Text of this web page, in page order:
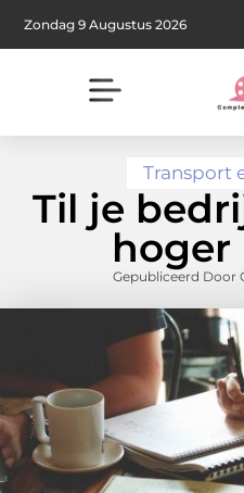
Zondag 9 Augustus 2026
Transport
Til je
hoger
Gepubliceerd Door